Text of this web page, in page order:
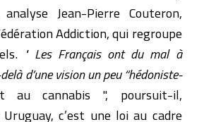
Jean-Pierre Couteron,
Addiction, qui regroupe
" Les Français ont du mal à
d’une vision un peu “hédoniste-
cannabis ", poursuit-il,
c’est une loi au cadre